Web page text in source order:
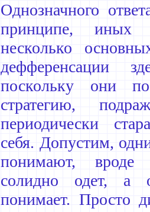
Однозначного
принципе, иных
несколько
дефференсации
поскольку они
стратегию,
периодически
себя. Допустим,
понимают,
солидно одет, а
понимает. Просто